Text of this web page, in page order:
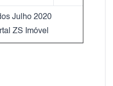
Julho 2020
ZS Imóvel